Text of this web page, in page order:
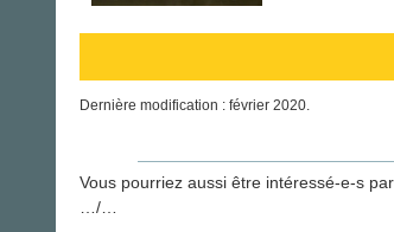
Dernière modification : février 2020.
Vous pourriez aussi être intéressé-e-s
…/…